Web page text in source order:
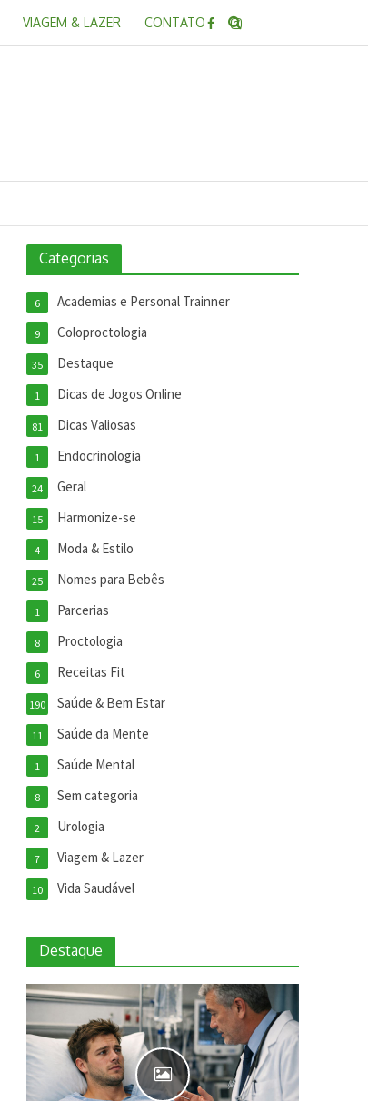
VIAGEM & LAZER CONTATO
Categorias
Academias e Personal Trainner
6
Coloproctologia
9
Destaque
35
Dicas de Jogos Online
1
Dicas Valiosas
81
Endocrinologia
1
Geral
24
Harmonize-se
15
Moda & Estilo
4
Nomes para Bebês
25
Parcerias
1
Proctologia
8
Receitas Fit
6
Saúde & Bem Estar
190
Saúde da Mente
11
Saúde Mental
1
Sem categoria
8
Urologia
2
Viagem & Lazer
7
Vida Saudável
10
Destaque